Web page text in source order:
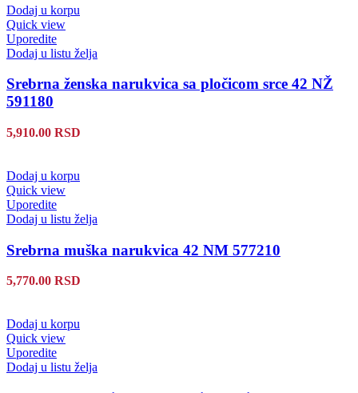
Dodaj u korpu
Quick view
Uporedite
Dodaj u listu želja
Srebrna ženska narukvica sa pločicom srce 42 NŽ
591180
5,910.00 RSD
Dodaj u korpu
Quick view
Uporedite
Dodaj u listu želja
Srebrna muška narukvica 42 NM 577210
5,770.00 RSD
Dodaj u korpu
Quick view
Uporedite
Dodaj u listu želja